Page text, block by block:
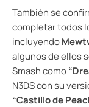
También se
completar todos
incluyendo
algunos de ellos
Smash como
N3DS con su
“Castillo de